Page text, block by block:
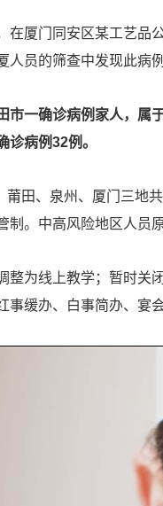
在厦门同安区某工艺品
员的筛查中发现此病例
市一确诊病例家人，属
诊病例32例。
田、泉州、厦门三地
。中高风险地区人员
整为线上教学；暂时关
缓办、白事简办、宴会